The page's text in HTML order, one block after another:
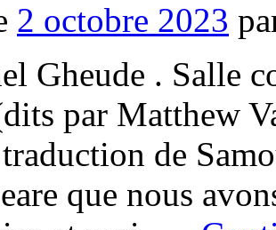
2 octobre 2023
Gheude . Salle
par Matthew
de
que nous